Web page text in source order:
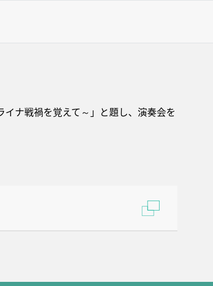
ナ戦禍を覚えて～」と題し、演奏会を